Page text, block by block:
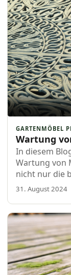
GARTENMÖBEL
Wartung
In diesem
Wartung von
nicht nur die
Möbel vor
sondern
31. August 2024